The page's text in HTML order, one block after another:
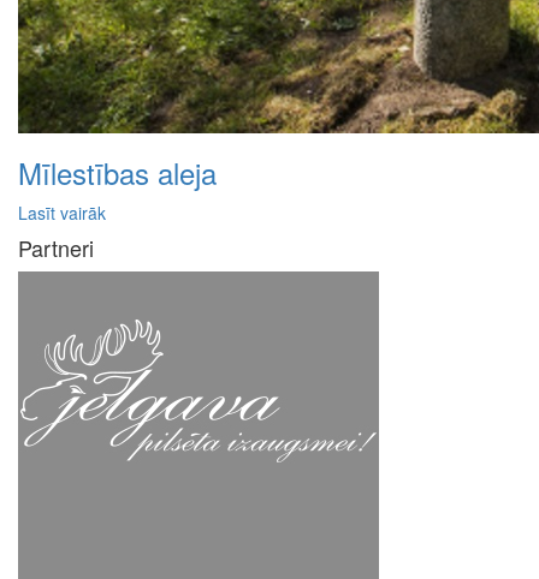
Mīlestības aleja
Lasīt vairāk
Partneri